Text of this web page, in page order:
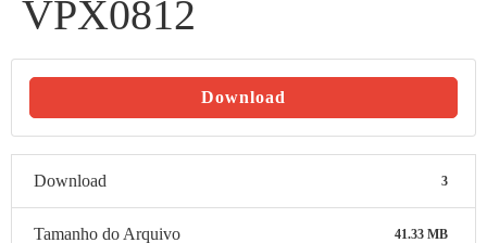
VPX0812
Download
Download 3
Tamanho do Arquivo 41.33 MB